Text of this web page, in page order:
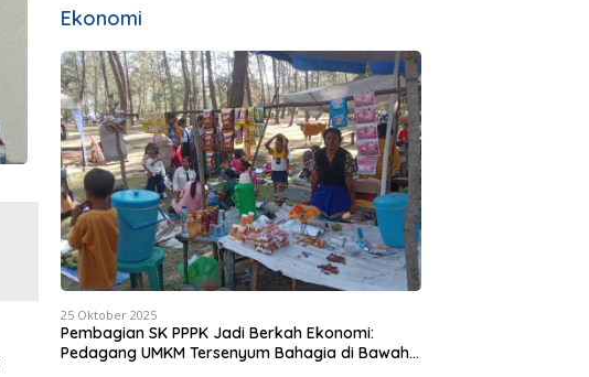
Ekonomi
25 Oktober 2025
Pembagian SK PPPK Jadi Berkah Ekonomi:
Pedagang UMKM Tersenyum Bahagia di Bawah